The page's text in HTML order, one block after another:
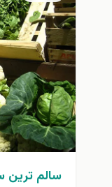
سالم ترین